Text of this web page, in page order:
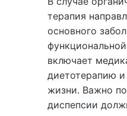
терапия
основного
включает
диетотерапию
жизни. Важно
диспепсии